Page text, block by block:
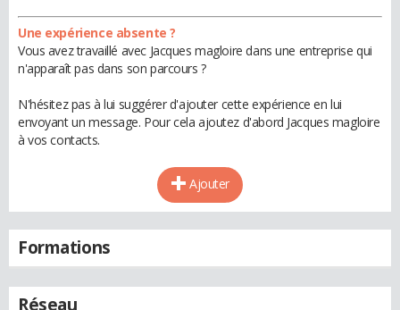
Une expérience absente ?
Vous avez travaillé avec Jacques magloire dans une entreprise qui
n'apparaît pas dans son parcours ?
N'hésitez pas à lui suggérer d'ajouter cette expérience en lui
envoyant un message. Pour cela ajoutez d'abord Jacques magloire
à vos contacts.
Ajouter
Formations
Réseau